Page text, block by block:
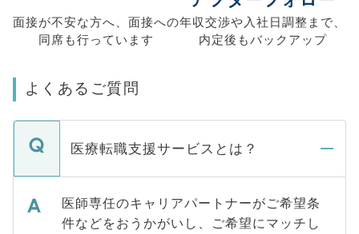
面接が不安な方へ、 面接への
同席も行っています
年収交渉や入社日調整まで、
内定後もバックアップ
よくあるご質問
医療転職支援サービスとは？
医師専任のキャリアパートナーがご希望条
件などをおうかがいし、ご希望にマッチし